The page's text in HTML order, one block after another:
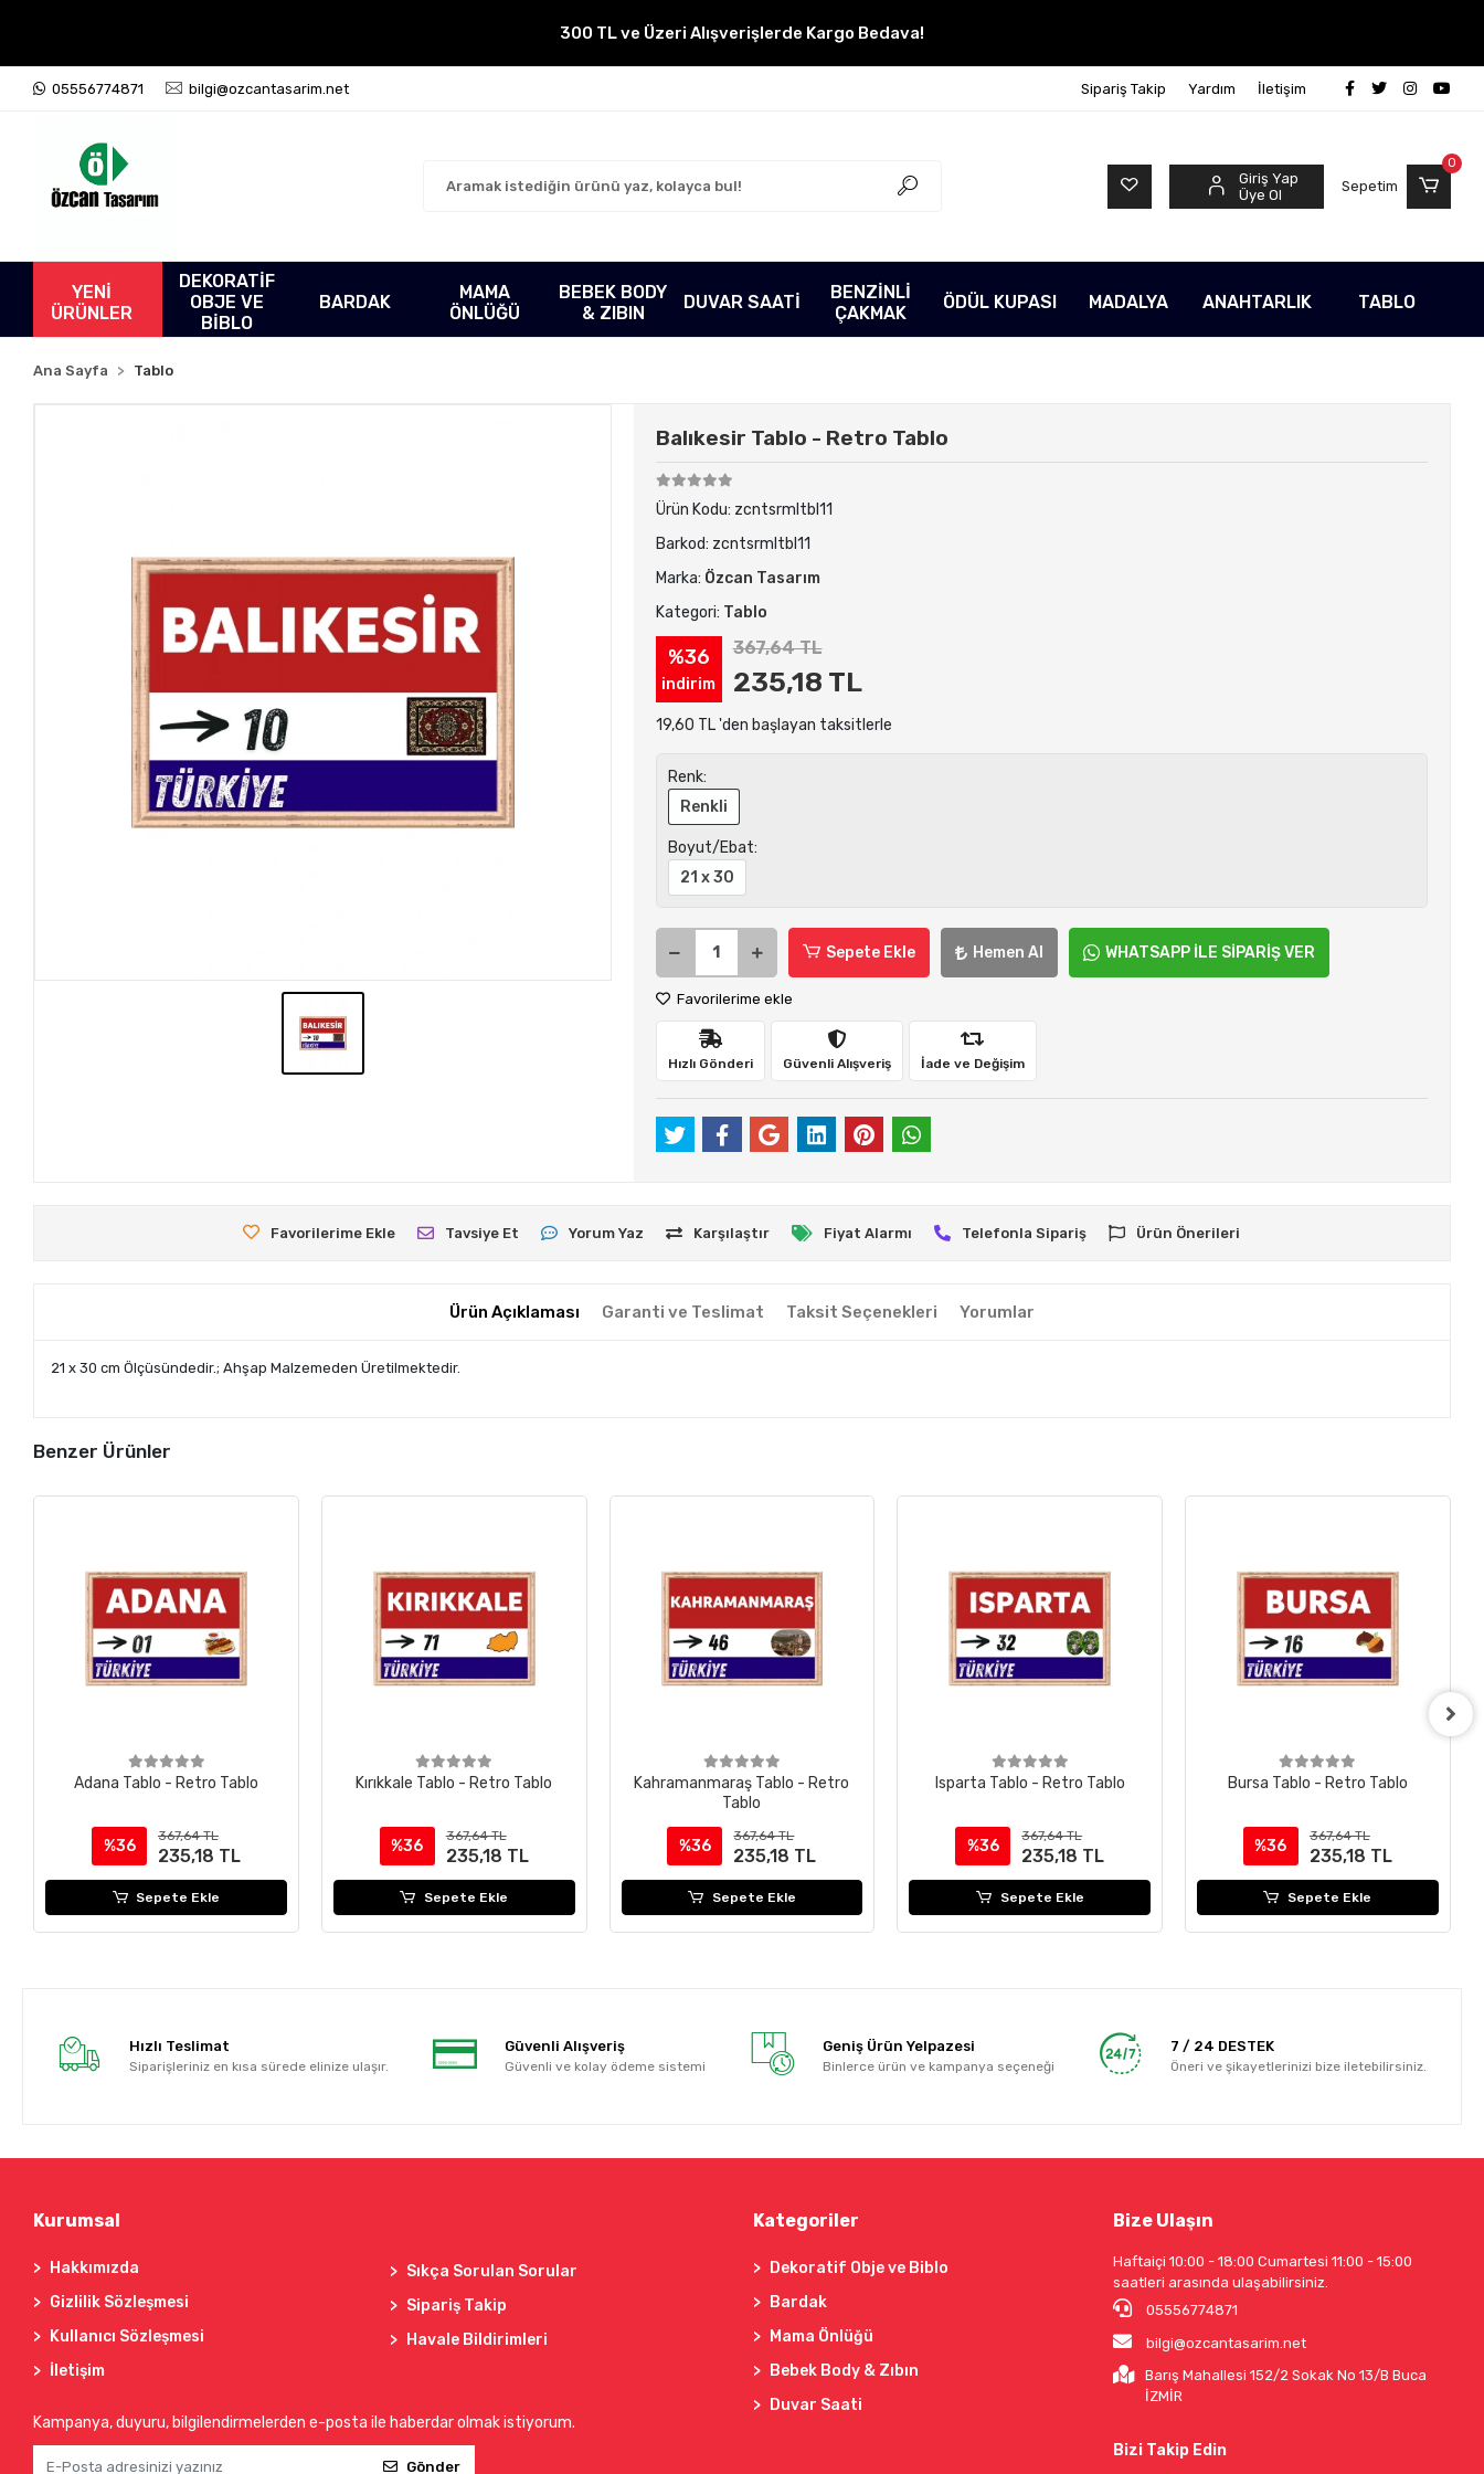
300 TL ve Üzeri Alışverişlerde Kargo Bedava!
05556774871 bilgi@ozcantasarim.net Sipariş Takip Yardım İletişim
Giriş Yap
Üye Ol
Sepetim
0
YENİ
ÜRÜNLER
DEKORATİF
OBJE VE
BİBLO
BARDAK
MAMA
ÖNLÜĞÜ
BEBEK BODY
& ZIBIN
DUVAR SAATİ
BENZİNLİ
ÇAKMAK
ÖDÜL KUPASI MADALYA ANAHTARLIK TABLO
Ana Sayfa Tablo
Balıkesir Tablo - Retro Tablo
Ürün Kodu: zcntsrmltbl11
Barkod: zcntsrmltbl11
Marka: Özcan Tasarım
Kategori: Tablo
%36
indirim
367,64 TL
235,18 TL
19,60 TL 'den başlayan taksitlerle
Renk:
Renkli
Boyut/Ebat:
21 x 30
Sepete Ekle Hemen Al WHATSAPP İLE SİPARİŞ VER
Favorilerime ekle
Hızlı Gönderi Güvenli Alışveriş İade ve Değişim
Favorilerime Ekle Tavsiye Et Yorum Yaz Karşılaştır Fiyat Alarmı Telefonla Sipariş Ürün Önerileri
Ürün Açıklaması Garanti ve Teslimat Taksit Seçenekleri Yorumlar
21 x 30 cm Ölçüsündedir.; Ahşap Malzemeden Üretilmektedir.
Benzer Ürünler
Adana Tablo - Retro Tablo
%36
367,64 TL
235,18 TL
Sepete Ekle
Kırıkkale Tablo - Retro Tablo
%36
367,64 TL
235,18 TL
Sepete Ekle
Kahramanmaraş Tablo - Retro
Tablo
%36
367,64 TL
235,18 TL
Sepete Ekle
Isparta Tablo - Retro Tablo
%36
367,64 TL
235,18 TL
Sepete Ekle
Bursa Tablo - Retro Tablo
%36
367,64 TL
235,18 TL
Sepete Ekle
Hızlı Teslimat
Siparişleriniz en kısa sürede elinize ulaşır.
Güvenli Alışveriş
Güvenli ve kolay ödeme sistemi
Geniş Ürün Yelpazesi
Binlerce ürün ve kampanya seçeneği
7 / 24 DESTEK
Öneri ve şikayetlerinizi bize iletebilirsiniz.
Kurumsal
Hakkımızda
Gizlilik Sözleşmesi
Kullanıcı Sözleşmesi
İletişim
Sıkça Sorulan Sorular
Sipariş Takip
Havale Bildirimleri
Kampanya, duyuru, bilgilendirmelerden e-posta ile haberdar olmak istiyorum.
Gönder
Kategoriler
Dekoratif Obje ve Biblo
Bardak
Mama Önlüğü
Bebek Body & Zıbın
Duvar Saati
Bize Ulaşın
Haftaiçi 10:00 - 18:00 Cumartesi 11:00 - 15:00
saatleri arasında ulaşabilirsiniz.
05556774871
bilgi@ozcantasarim.net
Barış Mahallesi 152/2 Sokak No 13/B Buca
İZMİR
Bizi Takip Edin